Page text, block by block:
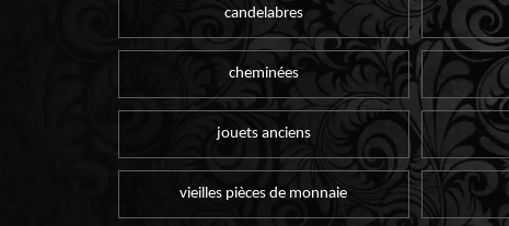
candelabres
cheminées
jouets anciens
vieilles pièces de monnaie